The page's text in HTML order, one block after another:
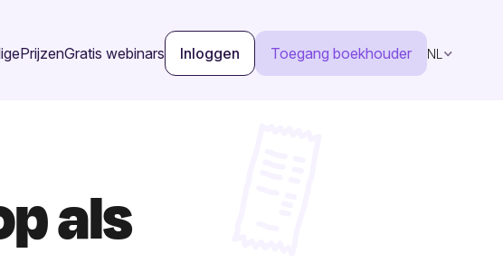
PrijzenGratis webinars Inloggen Toegang boekhouder NL
als